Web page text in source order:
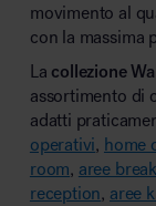
movimento al
con la massima
La collezione
assortimento di
adatti
operativi, home
room, aree break
reception, aree